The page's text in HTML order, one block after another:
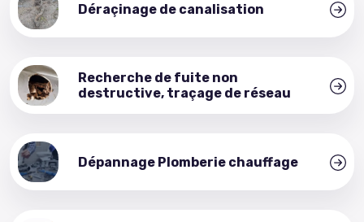
Déraçinage de canalisation
Recherche de fuite non
destructive, traçage de réseau
Dépannage Plomberie chauffage